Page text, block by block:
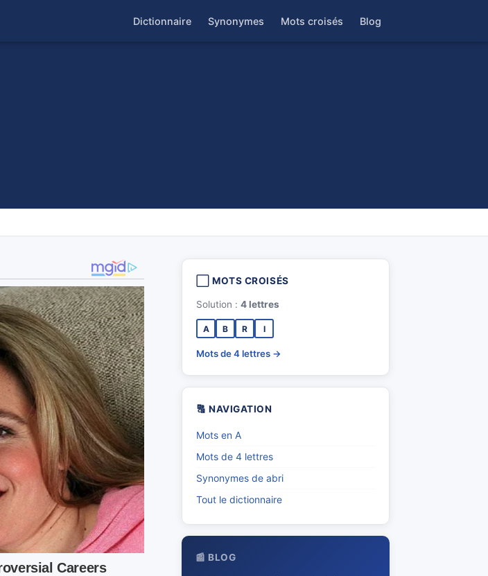
Dictionnaire Synonymes Mots croisés Blog
⬜ MOTS CROISÉS
Solution : 4 lettres
A B R I
Mots de 4 lettres →
🔠 NAVIGATION
Mots en A
Mots de 4 lettres
Synonymes de abri
Tout le dictionnaire
📰 BLOG